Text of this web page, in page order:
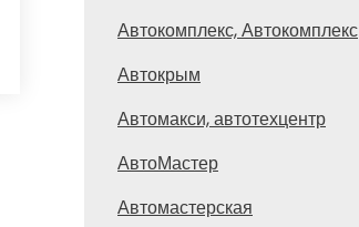
Автокомплекс, Автокомплекс
Автокрым
Автомакси, автотехцентр
АвтоМастер
Автомастерская